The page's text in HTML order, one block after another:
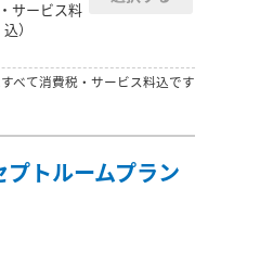
サービス料
込）
べて消費税・サービス料込です
トルームプラン